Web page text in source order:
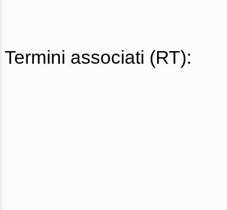
Termini associati (RT):